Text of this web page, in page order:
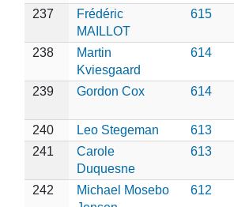
237
Frédéric
MAILLOT
615
238
Martin
Kviesgaard
614
239 Gordon Cox 614
240 Leo Stegeman
613
241
Carole
Duquesne
613
242
Michael Mosebo
612